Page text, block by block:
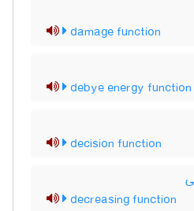
damage function
debye energy function
decision function
decreasing function